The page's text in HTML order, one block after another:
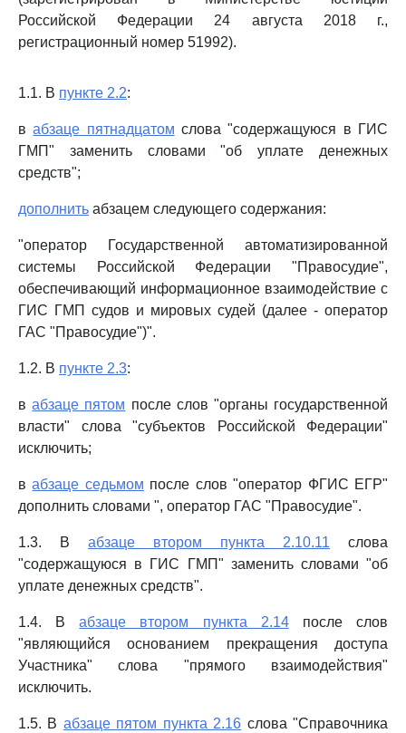
Российской Федерации 24 августа 2018 г.,
регистрационный номер 51992).
1.1. В пункте 2.2:
вабзаце пятнадцатом слова "содержащуюся в ГИС
ГМП" заменить словами "об уплате денежных
средств";
дополнить абзацем следующего содержания:
"оператор Государственной автоматизированной
системы Российской Федерации "Правосудие",
обеспечивающий информационное взаимодействие с
ГИС ГМП судов и мировых судей (далее - оператор
ГАС "Правосудие")".
1.2. В пункте 2.3:
вабзаце пятом после слов "органы государственной
власти" слова "субъектов Российской Федерации"
исключить;
вабзаце седьмом после слов "оператор ФГИС ЕГР"
дополнить словами ", оператор ГАС "Правосудие".
1.3. В абзаце втором пункта 2.10.11 слова
"содержащуюся в ГИС ГМП" заменить словами "об
уплате денежных средств".
1.4. Вабзаце втором пункта 2.14после слов
"являющийся основанием прекращения доступа
Участника" слова "прямого взаимодействия"
исключить.
1.5. В абзаце пятом пункта 2.16 слова "Справочника